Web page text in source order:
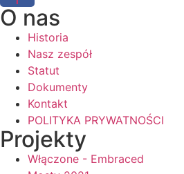
O nas
Historia
Nasz zespół
Statut
Dokumenty
Kontakt
POLITYKA PRYWATNOŚCI
Projekty
Włączone - Embraced